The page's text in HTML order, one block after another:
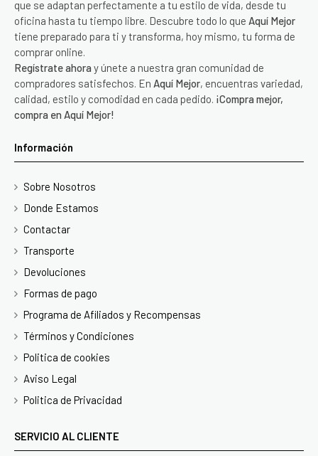
que se adaptan perfectamente a tu estilo de vida, desde tu
oficina hasta tu tiempo libre. Descubre todo lo que Aquí Mejor
tiene preparado para ti y transforma, hoy mismo, tu forma de
comprar online.
Regístrate ahora y únete a nuestra gran comunidad de
compradores satisfechos. En Aquí Mejor, encuentras variedad,
calidad, estilo y comodidad en cada pedido. ¡Compra mejor,
compra en Aquí Mejor!
Información
Sobre Nosotros
Donde Estamos
Contactar
Transporte
Devoluciones
Formas de pago
Programa de Afiliados y Recompensas
Términos y Condiciones
Politica de cookies
Aviso Legal
Politica de Privacidad
SERVICIO AL CLIENTE